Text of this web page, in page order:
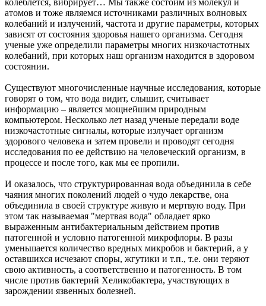
атомов и тоже являемся источниками различных волновых
колебаний и излучений, частота и другие параметры, которых
зависят от состояния здоровья нашего организма. Сегодня
ученые уже определили параметры многих низкочастотных
колебаний, при которых наш организм находится в здоровом
состоянии.
Существуют многочисленные научные исследования, которые
говорят о том, что вода видит, слышит, считывает
информацию – является мощнейшим природным
компьютером. Несколько лет назад ученые передали воде
низкочастотные сигналы, которые излучает организм
здорового человека и затем провели и проводят сегодня
исследования по ее действию на человеческий организм, в
процессе и после того, как мы ее пропили.
И оказалось, что структурированная вода объединила в себе
чаяния многих поколений людей о чудо лекарстве, она
объединила в своей структуре живую и мертвую воду. При
этом так называемая "мертвая вода" обладает ярко
выраженным антибактериальным действием против
патогенной и условно патогенной микрофлоры. В разы
уменьшается количество вредных микробов и бактерий, а у
оставшихся исчезают споры, жгутики и т.п., т.е. они теряют
свою активность, а соответственно и патогенность. В том
числе против бактерий Хеликобактера, участвующих в
зарождении язвенных болезней.